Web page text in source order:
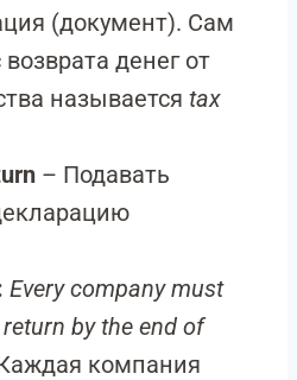
(документ). Сам
денег от
называется tax
– Подавать
Every company must
by the end of
компания